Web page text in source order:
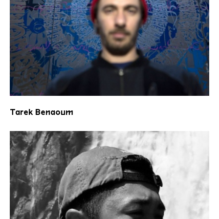
Tarek Benaoum
Tarek Benaoum